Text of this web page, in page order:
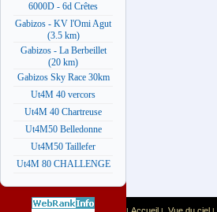
6000D - 6d Crêtes
Gabizos - KV l'Omi Agut
(3.5 km)
Gabizos - La Berbeillet
(20 km)
Gabizos Sky Race 30km
Ut4M 40 vercors
Ut4M 40 Chartreuse
Ut4M50 Belledonne
Ut4M50 Taillefer
Ut4M 80 CHALLENGE